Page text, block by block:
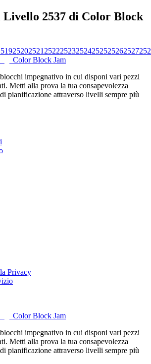
Livello 2537 di Color Block
25202521 252225232524252525262527
Color Block Jam
impegnativo in cui disponi vari pezzi
Metti alla prova la tua consapevolezza
pianificazione attraverso livelli sempre più
Privacy
Color Block Jam
impegnativo in cui disponi vari pezzi
Metti alla prova la tua consapevolezza
pianificazione attraverso livelli sempre più